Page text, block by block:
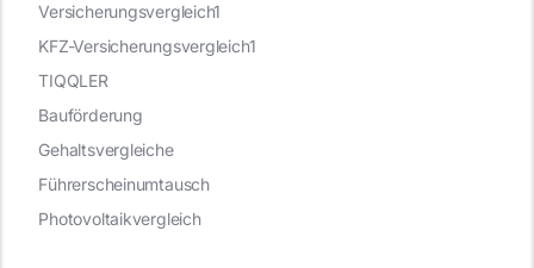
Versicherungsvergleich1
KFZ-Versicherungsvergleich1
TIQQLER
Bauförderung
Gehaltsvergleiche
Führerscheinumtausch
Photovoltaikvergleich